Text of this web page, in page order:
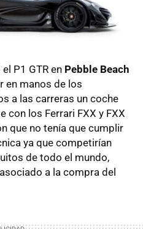
P1 GTR en Pebble Beach
en manos de los
a las carreras un coche
con los Ferrari FXX y FXX
que no tenía que cumplir
ya que competirían
de todo el mundo,
a la compra del